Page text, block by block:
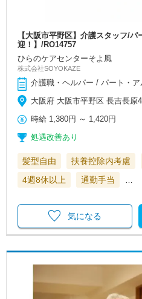
【大阪市平野区】介護スタッフ/
迎！】/RO14757
ひらのケアセンターそよ風
株式会社SOYOKAZE
介護職・ヘルパー / パート・ア
大阪府 大阪市平野区 長吉長原
時給 1,380円 ～ 1,420円
処遇改善あり
髪型自由 扶養控除内考慮
4週8休以上
通勤手当 …
気になる